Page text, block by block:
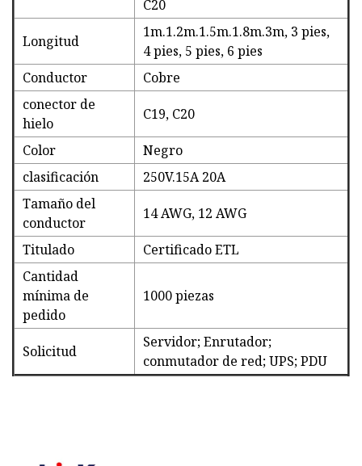
C20
Longitud
1m.1.2m.1.5m.1.8m.3m, 3 pies,
4 pies, 5 pies, 6 pies
Conductor
Cobre
conector de
hielo
C19, C20
Color
Negro
clasificación
250V.15A 20A
Tamaño del
conductor
14 AWG, 12 AWG
Titulado
Certificado ETL
Cantidad
mínima de
pedido
1000 piezas
Solicitud
Servidor; Enrutador;
conmutador de red; UPS; PDU